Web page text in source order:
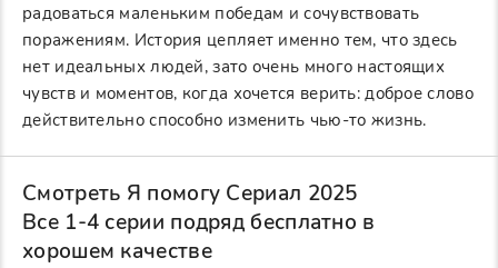
радоваться маленьким победам и сочувствовать
поражениям. История цепляет именно тем, что здесь
нет идеальных людей, зато очень много настоящих
чувств и моментов, когда хочется верить: доброе слово
действительно способно изменить чью-то жизнь.
Смотреть Я помогу Сериал 2025
Все 1-4 серии подряд бесплатно в
хорошем качестве